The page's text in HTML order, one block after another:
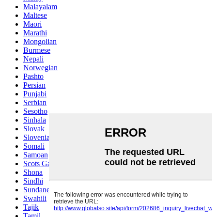
Malayalam
Maltese
Maori
Marathi
Mongolian
Burmese
Nepali
Norwegian
Pashto
Persian
Punjabi
Serbian
Sesotho
Sinhala
Slovak
Slovenian
Somali
Samoan
Scots Gaelic
Shona
Sindhi
Sundanese
Swahili
Tajik